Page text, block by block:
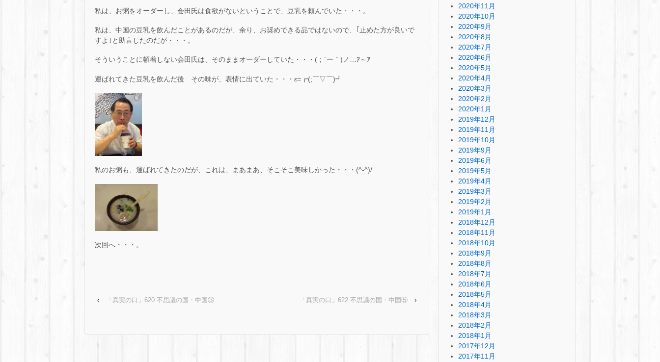
私は、お粥をオーダーし、会田氏は食欲がないということで、豆乳を頼んでいた・・・。
私は、中国の豆乳を飲んだことがあるのだが、余り、お奨めできる品ではないので、｢止めた方が良いで
すよ｣と助言したのだが・・・。
そういうことに頓着しない会田氏は、そのままオーダーしていた・・・(；´ー｀)ノ…ｱ～ｱ
運ばれてきた豆乳を飲んだ後 その味が、表情に出ていた・・・ε=┏(;￣▽￣)┛
私のお粥も、運ばれてきたのだが、これは、まあまあ、そこそこ美味しかった・・・(^-^)/
次回へ・・・。
‹ 「真実の口」620 不思議の国・中国③ 「真実の口」622 不思議の国・中国⑤ ›
2020年11月
2020年10月
2020年9月
2020年8月
2020年7月
2020年6月
2020年5月
2020年4月
2020年3月
2020年2月
2020年1月
2019年12月
2019年11月
2019年10月
2019年9月
2019年6月
2019年5月
2019年4月
2019年3月
2019年2月
2019年1月
2018年12月
2018年11月
2018年10月
2018年9月
2018年8月
2018年7月
2018年6月
2018年5月
2018年4月
2018年3月
2018年2月
2018年1月
2017年12月
2017年11月